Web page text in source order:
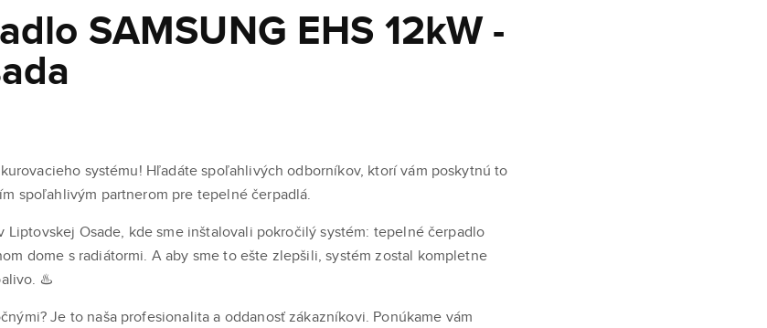
SAMSUNG EHS 12kW -
systému! Hľadáte spoľahlivých odborníkov, ktorí vám poskytnú to
spoľahlivým partnerom pre tepelné čerpadlá.
Liptovskej Osade, kde sme inštalovali pokročilý systém: tepelné čerpadlo
dome s radiátormi. A aby sme to ešte zlepšili, systém zostal kompletne
♨️
Je to naša profesionalita a oddanosť zákazníkovi. Ponúkame vám